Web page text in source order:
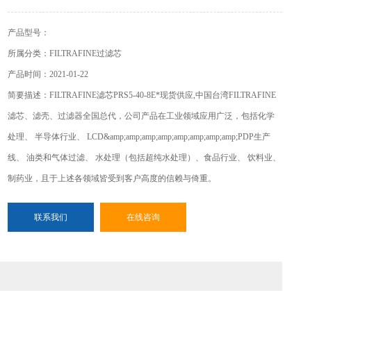
产品型号：
所属分类：FILTRAFINE过滤芯
产品时间：2021-01-22
简要描述：FILTRAFINE滤芯PRS5-40-8E*现货供应,中国台湾FILTRAFINE
滤芯、滤壳、过滤器全国总代，公司产品在工业领域应用广泛，包括化学
处理、 半导体行业、 LCD&amp;amp;amp;amp;amp;amp;amp;amp;PDP生产
线、 油类和气体过滤、 水处理（包括超纯水处理）、食品行业、 饮料业、
制药业，且于上述各领域皆受到客户高度的信赖与倚重。
联系我们 在线咨询